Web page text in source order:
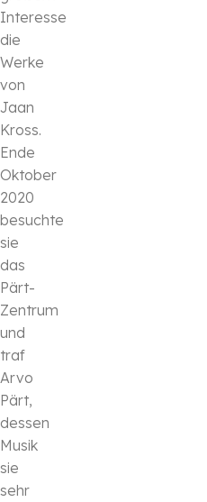
Interesse
die
Werke
von
Jaan
Kross.
Ende
Oktober
2020
besuchte
sie
das
Pärt-
Zentrum
und
traf
Arvo
Pärt,
dessen
Musik
sie
sehr